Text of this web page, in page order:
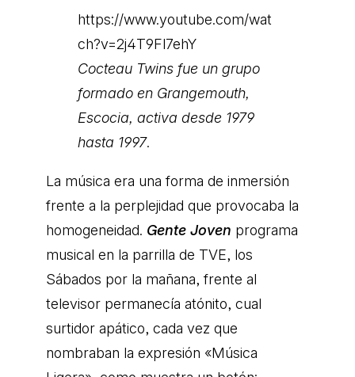
https://www.youtube.com/wat
ch?v=2j4T9Fl7ehY
Cocteau Twins fue un grupo
formado en Grangemouth,
Escocia, activa desde 1979
hasta 1997.
La música era una forma de inmersión
frente a la perplejidad que provocaba la
homogeneidad. Gente Joven programa
musical en la parrilla de TVE, los
Sábados por la mañana, frente al
televisor permanecía atónito, cual
surtidor apático, cada vez que
nombraban la expresión «Música